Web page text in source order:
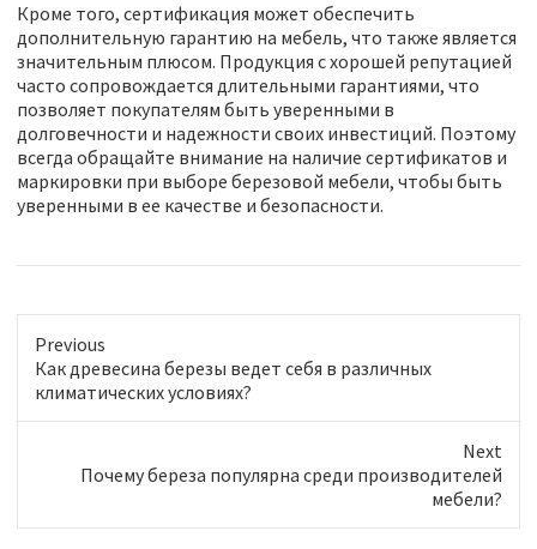
Кроме того, сертификация может обеспечить
дополнительную гарантию на мебель, что также является
значительным плюсом. Продукция с хорошей репутацией
часто сопровождается длительными гарантиями, что
позволяет покупателям быть уверенными в
долговечности и надежности своих инвестиций. Поэтому
всегда обращайте внимание на наличие сертификатов и
маркировки при выборе березовой мебели, чтобы быть
уверенными в ее качестве и безопасности.
Previous
P
r
e
s
Как древесина березы ведет себя в различных
климатических условиях?
Next
x
Почему береза популярна среди производителей
мебели?